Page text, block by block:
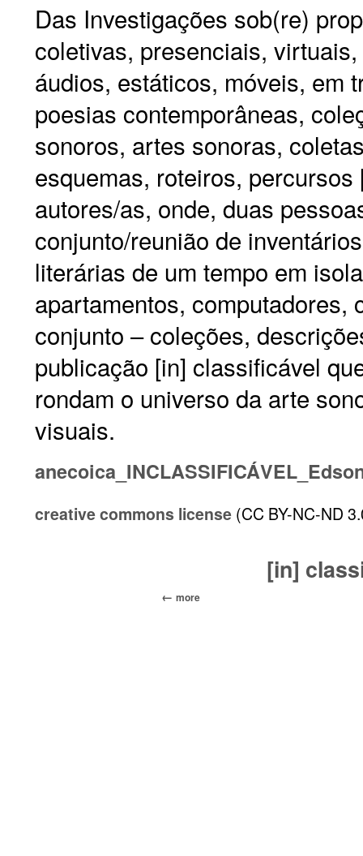
Das Investigações sob(re)
coletivas, presenciais,
áudios, estáticos, móveis, em
poesias contemporâneas,
sonoros, artes sonoras,
esquemas, roteiros,
autores/as, onde, duas
conjunto/reunião de
literárias de um tempo em
apartamentos, computadores,
conjunto – coleções,
publicação [in] classificável
rondam o universo da arte
visuais.
creative commons license (CC BY-NC-ND
[in]
more